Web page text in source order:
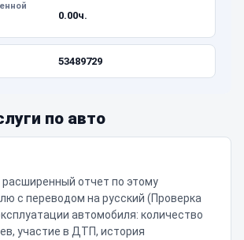
0.00ч.
53489729
по авто
расширенный отчет по этому
с переводом на русский (Проверка
автомобиля: количество
участие в ДТП, история